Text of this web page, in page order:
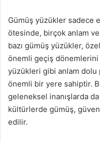
Gümüş yüzükler sadece
ötesinde, birçok anlam ve
bazı gümüş yüzükler,
önemli geçiş
yüzükleri gibi anlam dolu
önemli bir yere sahiptir.
geleneksel inanışlarda
kültürlerde gümüş,
edilir.